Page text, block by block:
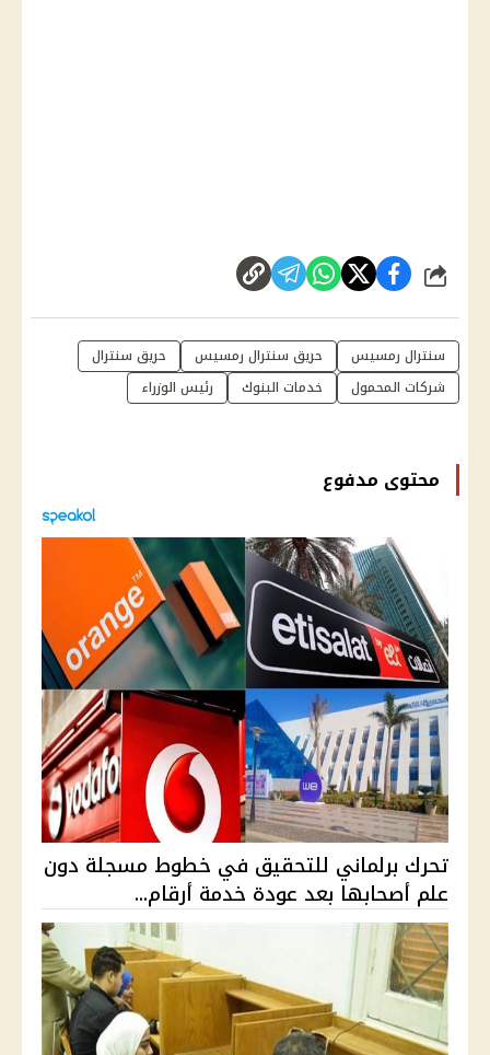
شارك
سنترال رمسيس حريق سنترال رمسيس
حريق سنترال
شركات المحمول
خدمات البنوك رئيس الوزراء
محتوى مدفوع
تحرك برلماني للتحقيق في خطوط مسجلة دون
علم أصحابها بعد عودة خدمة أرقام...